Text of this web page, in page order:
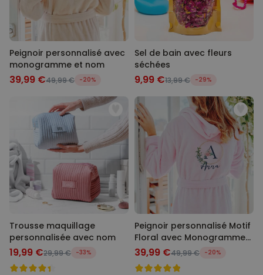
Peignoir personnalisé avec
monogramme et nom
39,99 €49,99 € -20%
Sel de bain avec fleurs
séchées
9,99 €13,99 € -29%
Trousse maquillage
personnalisée avec nom
19,99 €29,99 € -33%
Peignoir personnalisé Motif
Floral avec Monogramme
et Texte
39,99 €49,99 € -20%